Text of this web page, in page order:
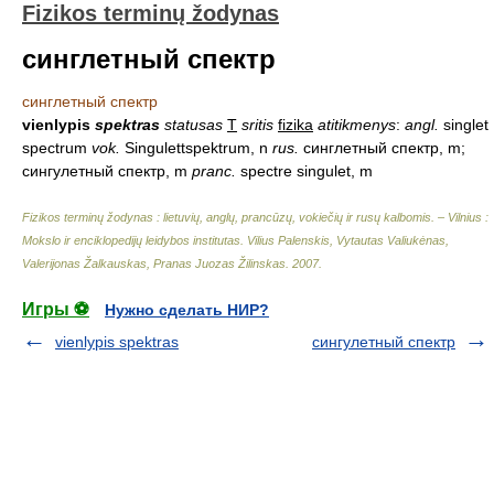
Fizikos terminų žodynas
синглетный спектр
синглетный спектр
vienlypis spektras statusas T sritis fizika atitikmenys: angl. singlet
spectrum vok. Singulettspektrum, n rus. синглетный спектр, m;
сингулетный спектр, m pranc. spectre singulet, m
Fizikos terminų žodynas : lietuvių, anglų, prancūzų, vokiečių ir rusų kalbomis. – Vilnius :
Mokslo ir enciklopedijų leidybos institutas Vilius Palenskis, Vytautas Valiukėnas,
Valerijonas Žalkauskas, Pranas Juozas Žilinskas 2007.
Игры ⚽
Нужно сделать НИР?
vienlypis spektras
сингулетный спектр